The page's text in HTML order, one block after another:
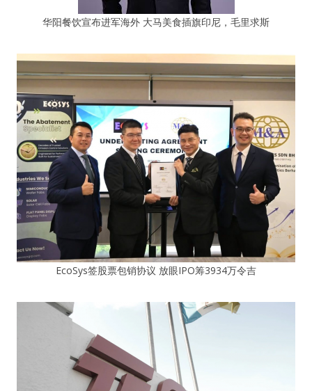
华阳餐饮宣布进军海外 大马美食插旗印尼，毛里求斯
EcoSys签股票包销协议 放眼IPO筹3934万令吉